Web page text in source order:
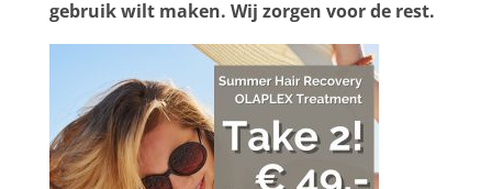
gebruik wilt maken. Wij zorgen voor de rest.